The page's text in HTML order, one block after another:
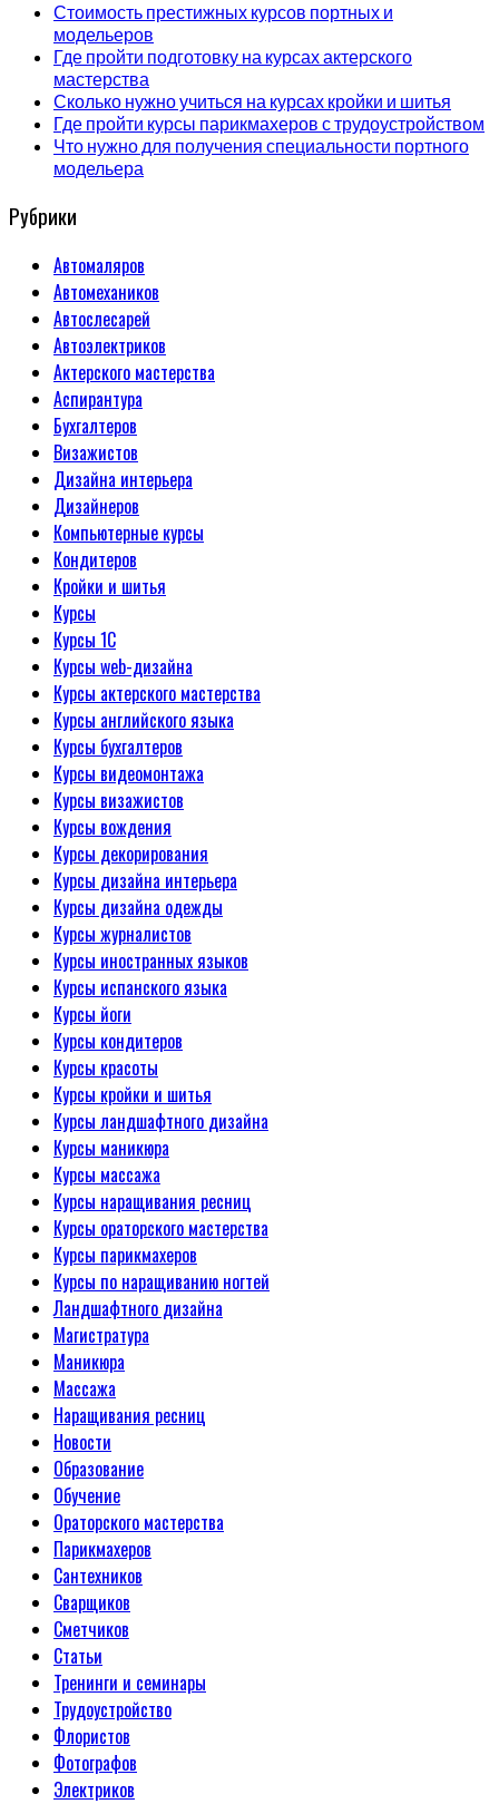
Стоимость престижных курсов портных и
модельеров
Где пройти подготовку на курсах актерского
мастерства
Сколько нужно учиться на курсах кройки и шитья
Где пройти курсы парикмахеров с трудоустройством
Что нужно для получения специальности портного
модельера
Рубрики
Автомаляров
Автомехаников
Автослесарей
Автоэлектриков
Актерского мастерства
Аспирантура
Бухгалтеров
Визажистов
Дизайна интерьера
Дизайнеров
Компьютерные курсы
Кондитеров
Кройки и шитья
Курсы
Курсы 1С
Курсы web-дизайна
Курсы актерского мастерства
Курсы английского языка
Курсы бухгалтеров
Курсы видеомонтажа
Курсы визажистов
Курсы вождения
Курсы декорирования
Курсы дизайна интерьера
Курсы дизайна одежды
Курсы журналистов
Курсы иностранных языков
Курсы испанского языка
Курсы йоги
Курсы кондитеров
Курсы красоты
Курсы кройки и шитья
Курсы ландшафтного дизайна
Курсы маникюра
Курсы массажа
Курсы наращивания ресниц
Курсы ораторского мастерства
Курсы парикмахеров
Курсы по наращиванию ногтей
Ландшафтного дизайна
Магистратура
Маникюра
Массажа
Наращивания ресниц
Новости
Образование
Обучение
Ораторского мастерства
Парикмахеров
Сантехников
Сварщиков
Сметчиков
Статьи
Тренинги и семинары
Трудоустройство
Флористов
Фотографов
Электриков